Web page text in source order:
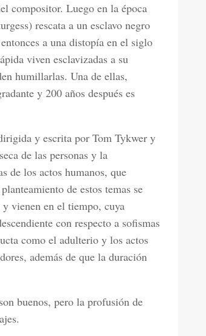
compositor. Luego en la época
rescata a un esclavo negro
a una distopía en el siglo
viven esclavizadas a su
humillarlas. Una de ellas,
y 200 años después es
y escrita por Tom Tykwer y
de las personas y la
de los actos humanos, que
de estos temas se
vienen en el tiempo, cuya
con respecto a sofismas
como el adulterio y los actos
además de que la duración
buenos, pero la profusión de